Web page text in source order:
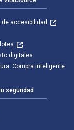
accesibilidad
digitales
Compra inteligente
seguridad